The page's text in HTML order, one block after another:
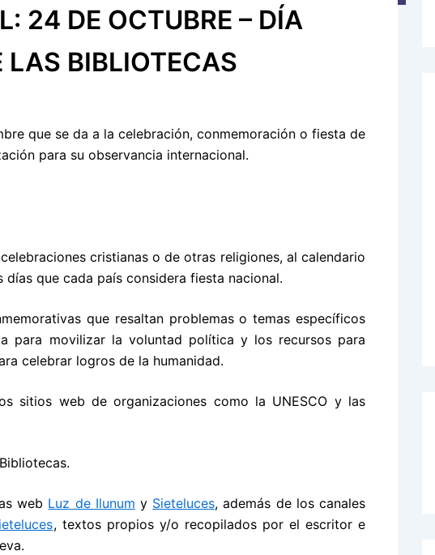
24 DE OCTUBRE – DÍA
BIBLIOTECAS
que se da a la celebración, conmemoración o fiesta de
para su observancia internacional.
cristianas o de otras religiones, al calendario
que cada país considera fiesta nacional.
que resaltan problemas o temas específicos
para movilizar la voluntad política y los recursos para
celebrar logros de la humanidad.
sitios web de organizaciones como la UNESCO y las
web Luz de Ilunum y Sieteluces, además de los canales
, textos propios y/o recopilados por el escritor e